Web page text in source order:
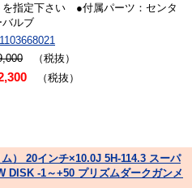
を指定下さい ●付属パーツ：センタ
バルブ
（税抜）
（税抜）
） 20インチ×10.0J 5H-114.3 スーパ
DISK -1～+50 プリズムダークガンメ